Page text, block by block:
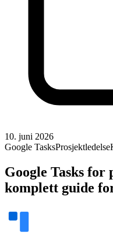
10. juni 2026
Google TasksProsjektledelse
Google Tasks for
komplett guide